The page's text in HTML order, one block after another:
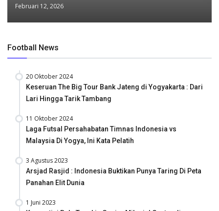
Februari 12, 2026
Football News
20 Oktober 2024
Keseruan The Big Tour Bank Jateng di Yogyakarta : Dari
Lari Hingga Tarik Tambang
11 Oktober 2024
Laga Futsal Persahabatan Timnas Indonesia vs
Malaysia Di Yogya, Ini Kata Pelatih
3 Agustus 2023
Arsjad Rasjid : Indonesia Buktikan Punya Taring Di Peta
Panahan Elit Dunia
1 Juni 2023